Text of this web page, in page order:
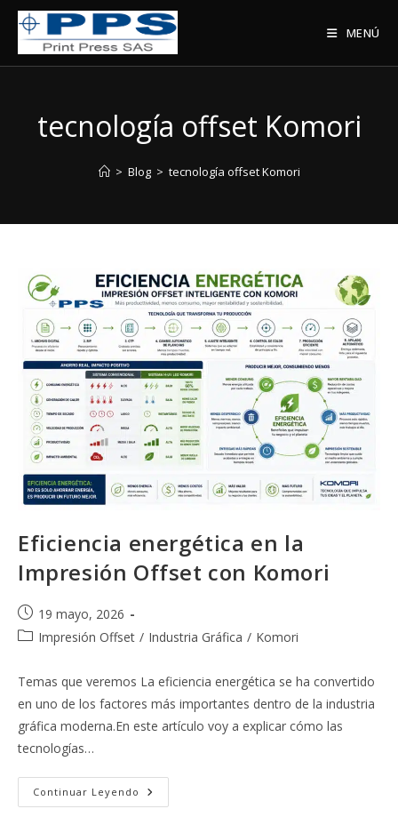
Saltar
contenido
MENÚ
tecnología offset Komori
> Blog > tecnología offset Komori
Eficiencia energética en la
Impresión Offset con Komori
Publicación
de
19 mayo, 2026
Categoría
la
entrada:
Impresión Offset / Industria Gráfica / Komori
Temas que veremos La eficiencia energética se ha convertido
en uno de los factores más importantes dentro de la industria
gráfica moderna.En este artículo voy a explicar cómo las
tecnologías…
Continuar Leyendo Eficiencia
Energética